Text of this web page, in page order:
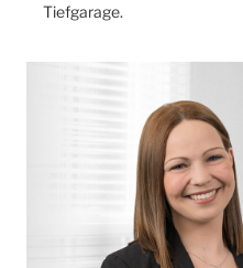
Tiefgarage.